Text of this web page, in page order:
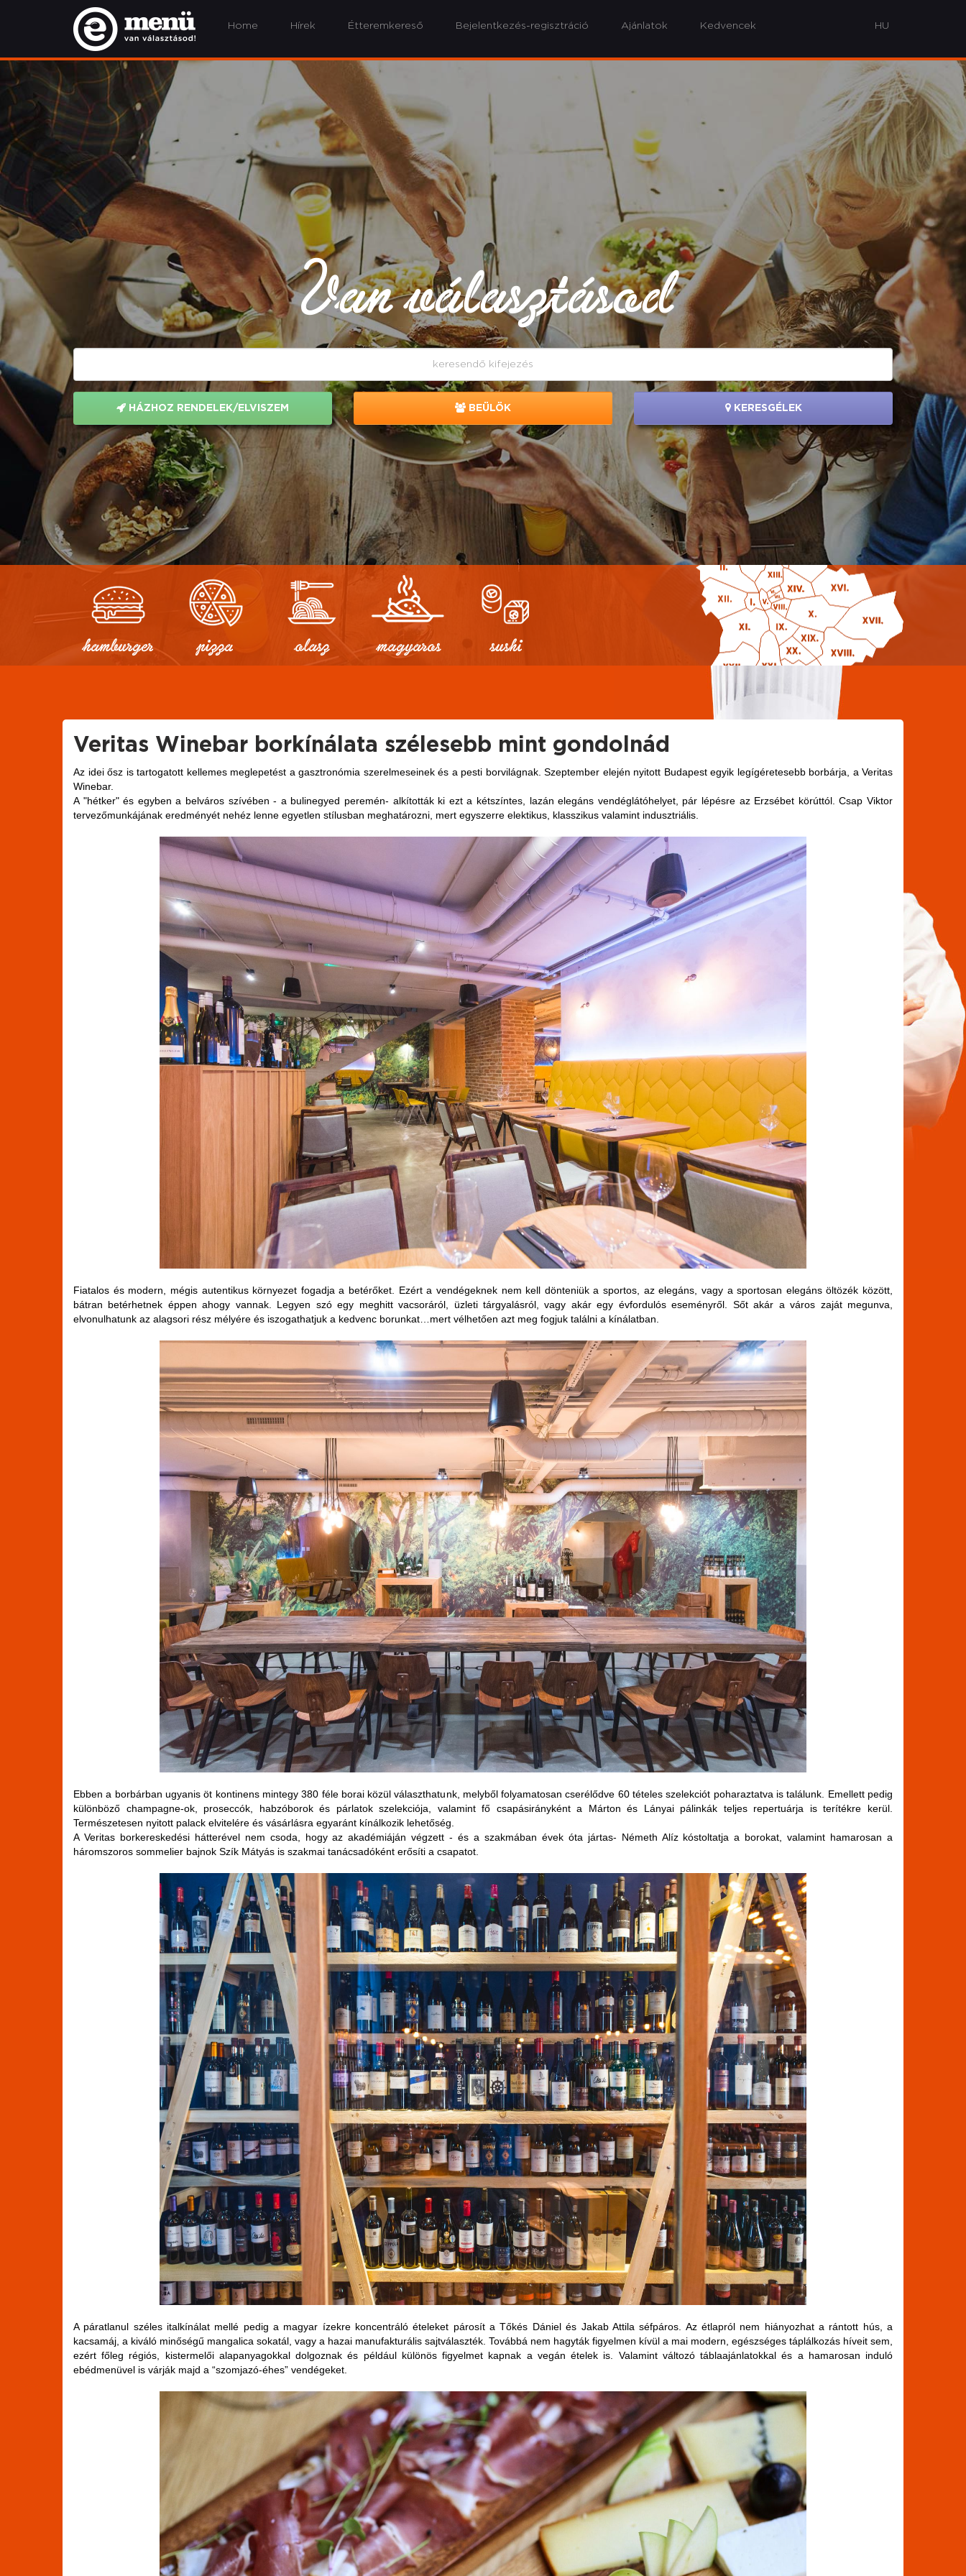
Home Hírek Étteremkereső Bejelentkezés-regisztráció Ajánlatok Kedvencek
Van választásod
HÁZHOZ RENDELEK/ELVISZEM BEÜLÖK KERESGÉLEK
hamburger pizza olasz magyaros sushi
Veritas Winebar borkínálata szélesebb mint gondolnád
Az idei ősz is tartogatott kellemes meglepetést a gasztronómia szerelmeseinek és a pesti borvilágnak. Szeptember elején nyitott Budapest egyik legígéretesebb borbárja, a Veritas
Winebar.
A "hétker" és egyben a belváros szívében - a bulinegyed peremén- alkították ki ezt a kétszíntes, lazán elegáns vendéglátóhelyet, pár lépésre az Erzsébet körúttól. Csap Viktor
tervezőmunkájának eredményét nehéz lenne egyetlen stílusban meghatározni, mert egyszerre elektikus, klasszikus valamint indusztriális.
Fiatalos és modern, mégis autentikus környezet fogadja a betérőket. Ezért a vendégeknek nem kell dönteniük a sportos, az elegáns, vagy a sportosan elegáns öltözék között,
bátran betérhetnek éppen ahogy vannak. Legyen szó egy meghitt vacsoráról, üzleti tárgyalásról, vagy akár egy évfordulós eseményről. Sőt akár a város zaját megunva,
elvonulhatunk az alagsori rész mélyére és iszogathatjuk a kedvenc borunkat…mert vélhetően azt meg fogjuk találni a kínálatban.
Ebben a borbárban ugyanis öt kontinens mintegy 380 féle borai közül választhatunk, melyből folyamatosan cserélődve 60 tételes szelekciót poharaztatva is találunk. Emellett pedig
különböző champagne-ok, proseccók, habzóborok és párlatok szelekciója, valamint fő csapásirányként a Márton és Lányai pálinkák teljes repertuárja is terítékre kerül.
Természetesen nyitott palack elvitelére és vásárlásra egyaránt kínálkozik lehetőség.
A Veritas borkereskedési hátterével nem csoda, hogy az akadémiáján végzett - és a szakmában évek óta jártas- Németh Alíz kóstoltatja a borokat, valamint hamarosan a
háromszoros sommelier bajnok Szík Mátyás is szakmai tanácsadóként erősíti a csapatot.
A páratlanul széles italkínálat mellé pedig a magyar ízekre koncentráló ételeket párosít a Tőkés Dániel és Jakab Attila séfpáros. Az étlapról nem hiányozhat a rántott hús, a
kacsamáj, a kiváló minőségű mangalica sokatál, vagy a hazai manufakturális sajtválaszték. Továbbá nem hagyták figyelmen kívül a mai modern, egészséges táplálkozás híveit sem,
ezért főleg régiós, kistermelői alapanyagokkal dolgoznak és például különös figyelmet kapnak a vegán ételek is. Valamint változó táblaajánlatokkal és a hamarosan induló
ebédmenüvel is várják majd a “szomjazó-éhes” vendégeket.